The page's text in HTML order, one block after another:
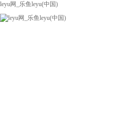
leyu网_乐鱼leyu(中国)